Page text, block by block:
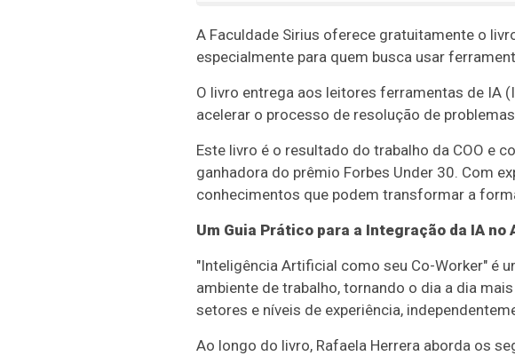
A Faculdade Sirius oferece gratuitamente o
especialmente para quem busca usar
O livro entrega aos leitores ferramentas de IA
acelerar o processo de resolução de
Este livro é o resultado do trabalho da COO e
ganhadora do prêmio Forbes Under 30. Com
conhecimentos que podem transformar a
Um Guia Prático para a Integração da IA no
"Inteligência Artificial como seu Co-Worker" é
ambiente de trabalho, tornando o dia a dia
setores e níveis de experiência,
Ao longo do livro, Rafaela Herrera aborda os